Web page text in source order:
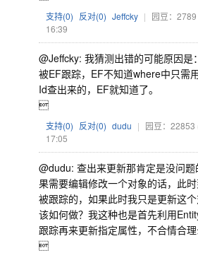
支持(0) 反对(0) Jeffcky | 园豆：2789
16:39
@Jeffcky: 我猜测出错的可能原因
被EF跟踪，EF不知道where中只需
Id查出来的，EF就知道了。

支持(0) 反对(0) dudu | 园豆：22853
17:05
@dudu: 查出来更新那肯定是没问
果需要编辑修改一个对象的话，此
被跟踪的，如果此时我只是更新这
该如何做？我这种也是首先利用
跟踪再来更新指定属性，不合情合理
